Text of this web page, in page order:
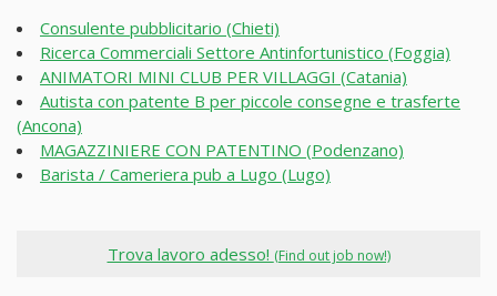
Consulente pubblicitario (Chieti)
Ricerca Commerciali Settore Antinfortunistico (Foggia)
ANIMATORI MINI CLUB PER VILLAGGI (Catania)
Autista con patente B per piccole consegne e trasferte
(Ancona)
MAGAZZINIERE CON PATENTINO (Podenzano)
Barista / Cameriera pub a Lugo (Lugo)
Trova lavoro adesso! (Find out job now!)